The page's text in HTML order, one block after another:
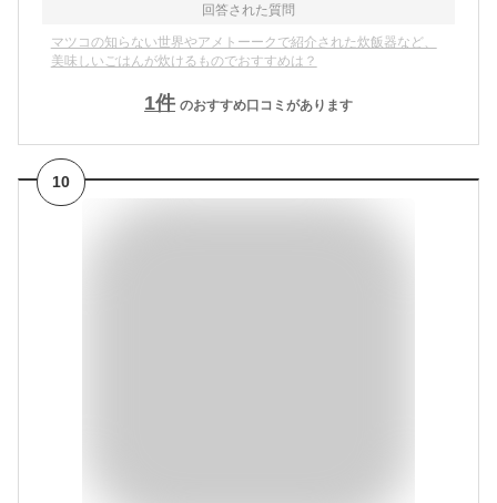
回答された質問
マツコの知らない世界やアメトーークで紹介された炊飯器など、
美味しいごはんが炊けるものでおすすめは？
1件 のおすすめ口コミがあります
10